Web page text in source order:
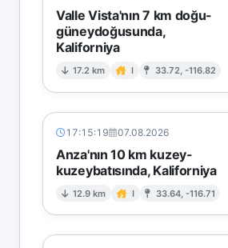
Valle Vista'nın 7 km doğu-
güneydoğusunda,
Kaliforniya
17.2 km I 33.72, -116.82
17:15:19 07.08.2026
Anza'nın 10 km kuzey-
kuzeybatısında, Kaliforniya
12.9 km I 33.64, -116.71